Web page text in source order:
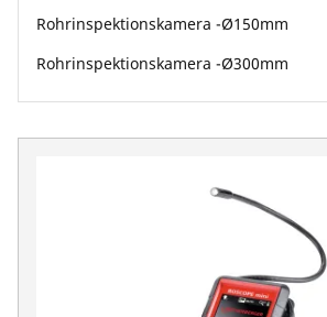
Länderauswahl
Unternehmen und Karriere
Rohrinspektionskamera -Ø150mm
Rohrinspektionskamera -Ø300mm